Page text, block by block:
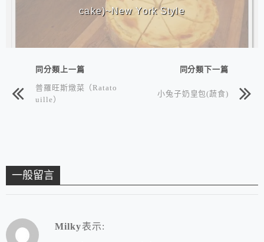
cake)~New York Style
同分類上一篇
普羅旺斯燉菜（Ratato
uille）
同分類下一篇
小兔子奶皇包(蔬食)
一般留言
Milky表示: